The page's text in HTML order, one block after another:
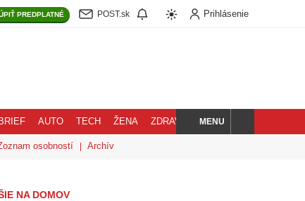
PREDPLATNÉ POST.sk Prihlásenie
AUTO TECH ŽENA ZDRAVIE BLOG
HĽADAJMENU
osobností Archív
NA DOMOV